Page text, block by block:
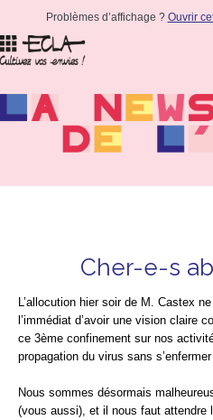
Problèmes d’affichage ? Ouvrir
Cher-e-s
L’allocution hier soir de M. Castex
l’immédiat d’avoir une vision claire
ce 3ème confinement sur nos
propagation du virus sans s’enfermer
Nous sommes désormais
(vous aussi), et il nous faut attendre